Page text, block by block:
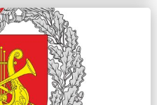
опытного образца